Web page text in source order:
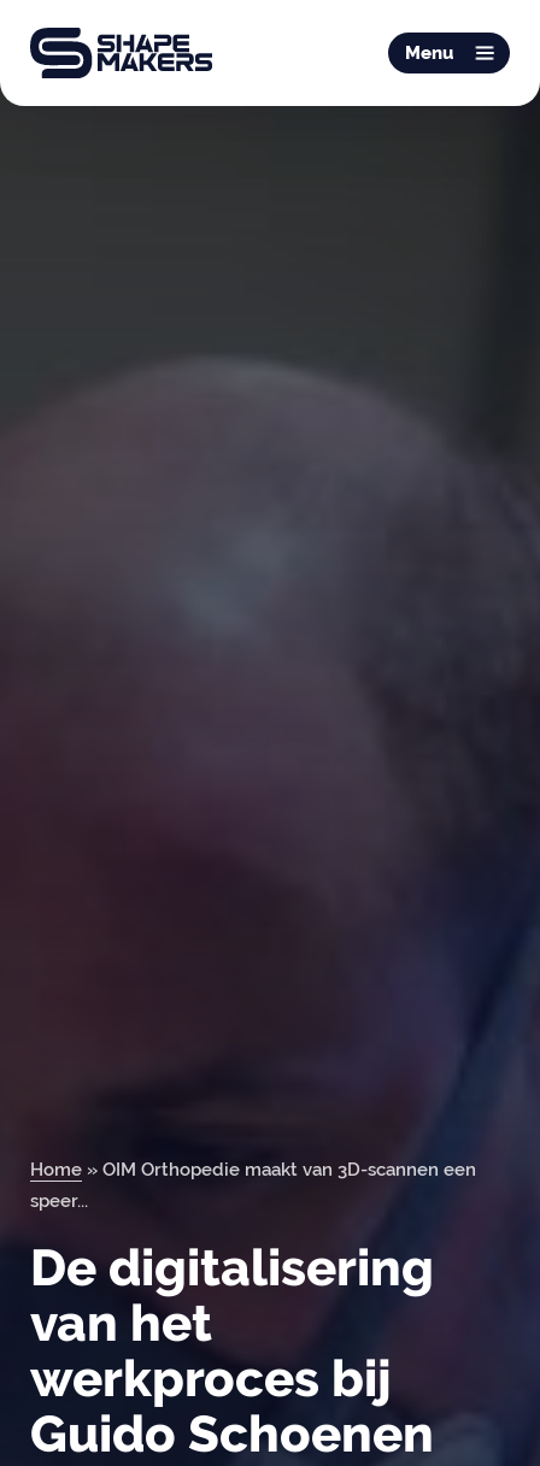
O & P
Mobiliteit
Orderportal
Menu
Home » OIM Orthopedie maakt van 3D-scannen een
speer...
De digitalisering
van het
werkproces bij
Guido Schoenen